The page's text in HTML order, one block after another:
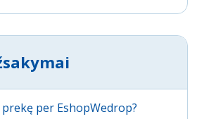
per EshopWedrop?